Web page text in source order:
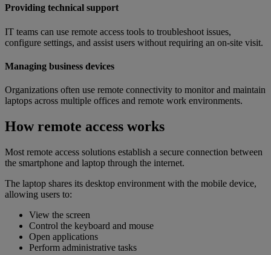
Providing technical support
IT teams can use remote access tools to troubleshoot issues,
configure settings, and assist users without requiring an on-site visit.
Managing business devices
Organizations often use remote connectivity to monitor and maintain
laptops across multiple offices and remote work environments.
How remote access works
Most remote access solutions establish a secure connection between
the smartphone and laptop through the internet.
The laptop shares its desktop environment with the mobile device,
allowing users to:
View the screen
Control the keyboard and mouse
Open applications
Perform administrative tasks